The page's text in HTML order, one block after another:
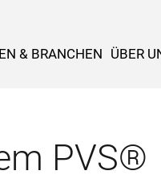
& BRANCHEN ÜBER
PVS®